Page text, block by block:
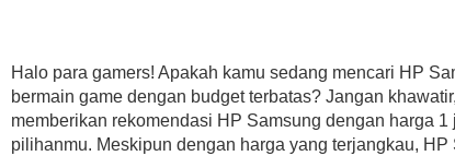
Halo para gamers! Apakah kamu sedang mencari HP
bermain game dengan budget terbatas? Jangan
memberikan rekomendasi HP Samsung dengan harga
pilihanmu. Meskipun dengan harga yang terjangkau,